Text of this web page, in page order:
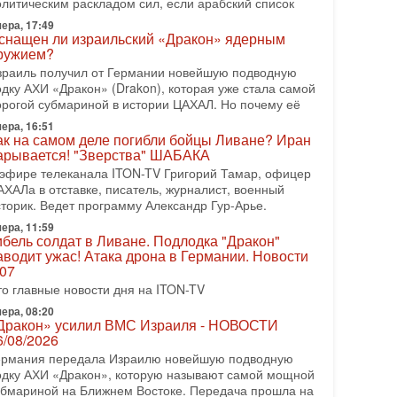
2026, 08:42
отменил удар по Ирану - НОВОСТИ
08/2026
США Дональд Трамп сегодня заявил об
подготовленного удара по Ирану после
Тегерана и других стран региона. По его
2026, 17:50
голос» Израиля: кто заберет его на этот
русскоязычных репатриантов не раз кардинально
политический ландшафт Израиля. Достаточно
взлет партии «Исраэль ба-алия», когда
2026, 17:00
закрытых дверей: о чём на самом деле
Трамп и Нетаньяху?
визит премьер-министра Израиля Биньямина
в США и его встреча с Дональдом Трампом
больше вопросов, чем ответов. Полная
07-2026, 15:18
готовит покушение на Нетаниягу! Трамп не
эскалации, но КСИР готовит взрыв!
телеканала ITON-TV СЕРГЕЙ МИГДАЛЬ,
17:49
ли израильский «Дракон» ядерным
получил от Германии новейшую подводную
АХИ «Дракон» (Drakon), которая уже стала самой
субмариной в истории ЦАХАЛ. Но почему её
16:51
на самом деле погибли бойцы Ливане? Иран
"Зверства" ШАБАКА
телеканала ITON-TV Григорий Тамар, офицер
в отставке, писатель, журналист, военный
Ведет программу Александр Гур-Арье.
11:59
солдат в Ливане. Подлодка "Дракон"
ужас! Атака дрона в Германии. Новости
главные новости дня на ITON-TV
08:20
усилил ВМС Израиля - НОВОСТИ
08/2026
передала Израилю новейшую подводную
АХИ «Дракон», которую называют самой мощной
на Ближнем Востоке. Передача прошла на